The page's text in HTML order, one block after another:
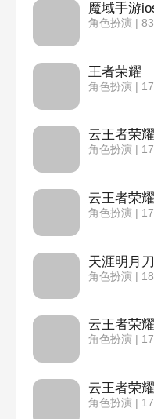
魔域手游
角色扮演 |
王者荣耀
角色扮演 |
云王者荣
角色扮演 |
云王者荣耀
角色扮演 |
天涯明月
角色扮演 |
云王者荣
角色扮演 |
云王者荣
角色扮演 |